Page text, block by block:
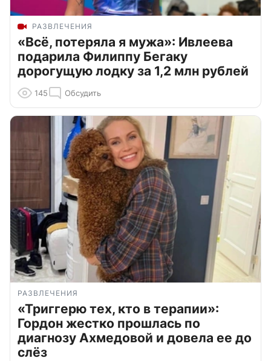
РАЗВЛЕЧЕНИЯ
«Всё, потеряла я мужа»: Ивлеева
подарила Филиппу Бегаку
дорогущую лодку за 1,2 млн рублей
145 Обсудить
РАЗВЛЕЧЕНИЯ
«Триггерю тех, кто в терапии»:
Гордон жестко прошлась по
диагнозу Ахмедовой и довела ее до
слёз